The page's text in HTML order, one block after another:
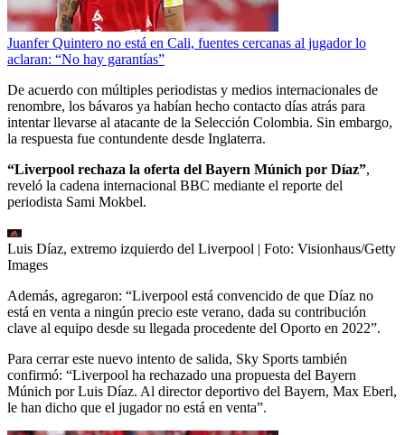
Juanfer Quintero no está en Cali, fuentes cercanas al jugador lo
aclaran: “No hay garantías”
De acuerdo con múltiples periodistas y medios internacionales de
renombre, los bávaros ya habían hecho contacto días atrás para
intentar llevarse al atacante de la Selección Colombia. Sin embargo,
la respuesta fue contundente desde Inglaterra.
“Liverpool rechaza la oferta del Bayern Múnich por Díaz”,
reveló la cadena internacional BBC mediante el reporte del
periodista Sami Mokbel.
Luis Díaz, extremo izquierdo del Liverpool | Foto: Visionhaus/Getty
Images
Además, agregaron: “Liverpool está convencido de que Díaz no
está en venta a ningún precio este verano, dada su contribución
clave al equipo desde su llegada procedente del Oporto en 2022”.
Para cerrar este nuevo intento de salida, Sky Sports también
confirmó: “Liverpool ha rechazado una propuesta del Bayern
Múnich por Luis Díaz. Al director deportivo del Bayern, Max Eberl,
le han dicho que el jugador no está en venta”.